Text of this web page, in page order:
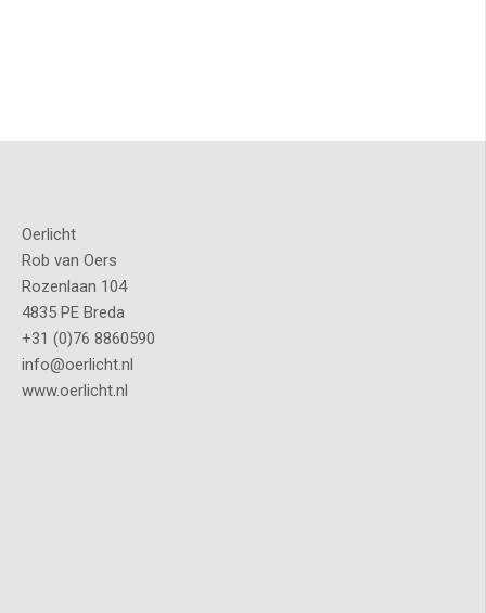
Oerlicht
Rob van Oers
Rozenlaan 104
4835 PE Breda
+31 (0)76 8860590
info@oerlicht.nl
www.oerlicht.nl